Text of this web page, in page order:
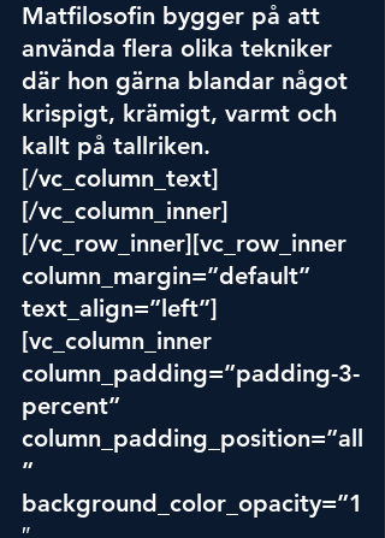
Matfilosofin bygger på att
använda flera olika tekniker
där hon gärna blandar något
krispigt, krämigt, varmt och
kallt på tallriken.
[/vc_column_text]
[/vc_column_inner]
[/vc_row_inner][vc_row_inner
column_margin=”default”
text_align=”left”]
[vc_column_inner
column_padding=”padding-3-
percent”
column_padding_position=”all
”
background_color_opacity=”1